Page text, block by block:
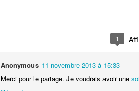
1
Anonymous 11 novembre 2013 à 15:33
Merci pour le partage. Je voudrais avoir une
Super